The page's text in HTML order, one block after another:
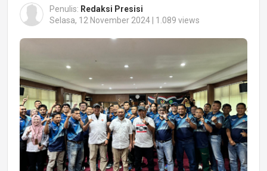
Penulis: Redaksi Presisi
Selasa, 12 November 2024 | 1.089 views